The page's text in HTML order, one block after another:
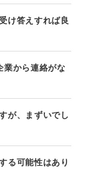
け答えすれば良
業から連絡がな
が、まずいでし
る可能性はあり